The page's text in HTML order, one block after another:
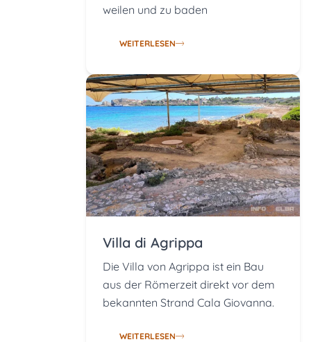
weilen und zu baden
WEITERLESEN
Villa di Agrippa
Die Villa von Agrippa ist ein Bau
aus der Römerzeit direkt vor dem
bekannten Strand Cala Giovanna.
WEITERLESEN